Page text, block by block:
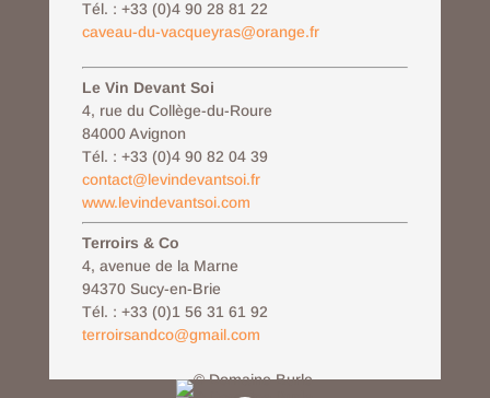
Tél. : +33 (0)4 90 28 81 22
caveau-du-vacqueyras@orange.fr
Le Vin Devant Soi
4, rue du Collège-du-Roure
84000 Avignon
Tél. : +33 (0)4 90 82 04 39
contact@levindevantsoi.fr
www.levindevantsoi.com
Terroirs & Co
4, avenue de la Marne
94370 Sucy-en-Brie
Tél. : +33 (0)1 56 31 61 92
terroirsandco@gmail.com